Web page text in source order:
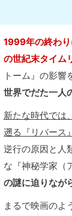
1999年の終わり
の世紀末タイム
トーム』の影響
世界でだた一人
新たな時代では
遡る『リバース
逆行の原因と人
な『神秘学家（
の謎に迫りなが
まるで映画のよ